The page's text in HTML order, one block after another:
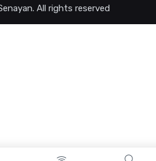
All rights reserved